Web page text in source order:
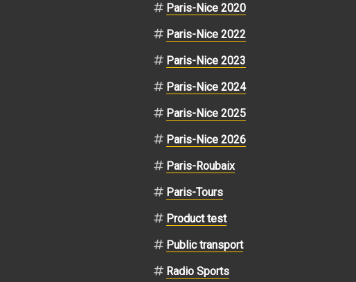
Paris-Nice 2020
Paris-Nice 2022
Paris-Nice 2023
Paris-Nice 2024
Paris-Nice 2025
Paris-Nice 2026
Paris-Roubaix
Paris-Tours
Product test
Public transport
Radio Sports